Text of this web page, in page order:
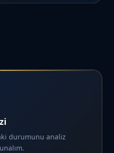
durumunu analiz